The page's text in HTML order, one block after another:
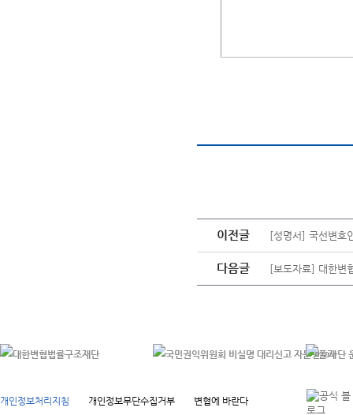
이전글 [성명서] 국선변호
다음글 [보도자료] 대한변
개인정보처리지침 개인정보무단수집거부
변협에 바란다